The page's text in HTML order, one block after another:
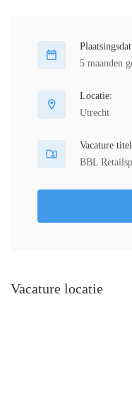
5 maanden
Locatie:
Utrecht
Vacature
BBL
Vacature locatie